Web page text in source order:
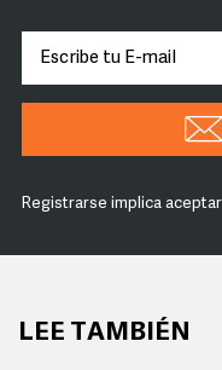
Registrarse implica
LEE TAMBIÉN